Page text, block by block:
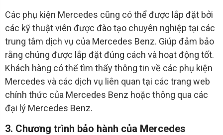
Các phụ kiện Mercedes cũng có thể được lắp đặt bởi
các kỹ thuật viên được đào tạo chuyên nghiệp tại các
trung tâm dịch vụ của Mercedes Benz. Giúp đảm bảo
rằng chúng được lắp đặt đúng cách và hoạt động tốt.
Khách hàng có thể tìm thấy thông tin về các phụ kiện
Mercedes và các dịch vụ liên quan tại các trang web
chính thức của Mercedes Benz hoặc thông qua các
đại lý Mercedes Benz.
3. Chương trình bảo hành của Mercedes